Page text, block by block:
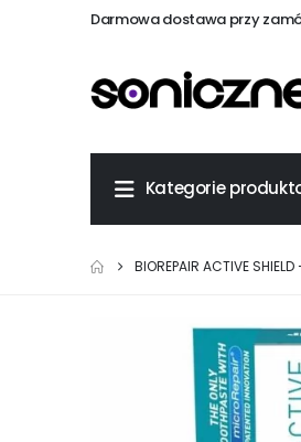
Darmowa dostawa przy
Kategorie
BIOREPAIR ACTIVE